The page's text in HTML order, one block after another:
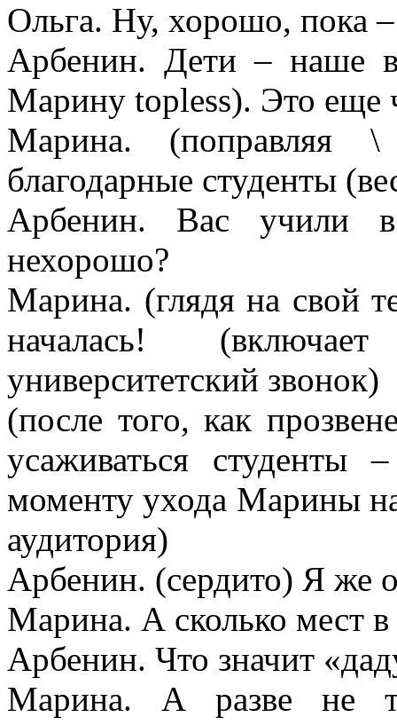
Ольга. Ну, хорошо, пока
Арбенин. Дети – наше
Марину topless). Это еще
Марина. (поправляя
благодарные студенты
Арбенин. Вас учили в
нехорошо?
Марина. (глядя на свой
началась!
университетский звонок)
(после того, как
усаживаться
моменту ухода Марины
аудитория)
Арбенин. (сердито) Я же
Марина. А сколько мест в
Арбенин. Что значит
Марина. А разве не